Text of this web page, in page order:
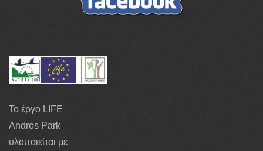
Το έργο LIFE
Andros Park
υλοποιείται με